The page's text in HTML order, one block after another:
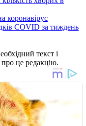
коронавірус
COVID за тиждень
текст і
це редакцію.